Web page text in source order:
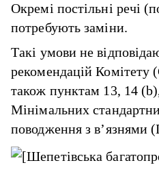
Окремі постільні речі
потребують заміни.
Такі умови не
рекомендацій
також пунктам 13, 14
Мінімальних
поводження з в’язнями